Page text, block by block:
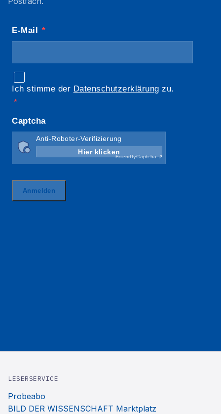
LESERSERVICE
Probeabo
BILD DER WISSENSCHAFT Marktplatz